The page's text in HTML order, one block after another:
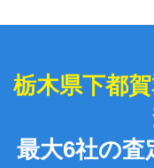
栃木県下都
最大6社の査